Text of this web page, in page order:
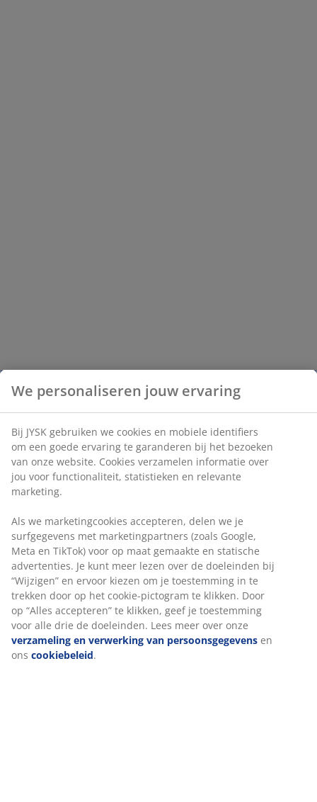
We personaliseren jouw ervaring
Bij JYSK gebruiken we cookies en mobiele identifiers
om een goede ervaring te garanderen bij het bezoeken
van onze website. Cookies verzamelen informatie over
jou voor functionaliteit, statistieken en relevante
marketing.
Als we marketingcookies accepteren, delen we je
surfgegevens met marketingpartners (zoals Google,
Meta en TikTok) voor op maat gemaakte en statische
advertenties. Je kunt meer lezen over de doeleinden bij
“Wijzigen” en ervoor kiezen om je toestemming in te
trekken door op het cookie-pictogram te klikken. Door
op “Alles accepteren” te klikken, geef je toestemming
voor alle drie de doeleinden. Lees meer over onze
verzameling en verwerking van persoonsgegevens en
ons cookiebeleid.